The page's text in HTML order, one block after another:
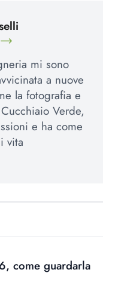
mi sono
a nuove
la fotografia e
Verde,
e ha come
vita
come guardarla